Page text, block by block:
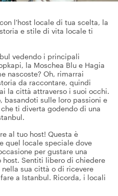
l'host locale di tua scelta, la
e stile di vita locale ti
vedendo i principali
la Moschea Blu e Hagia
nascoste? Oh, rimarrai
da raccontare, quindi
la città attraverso i suoi occhi.
basandoti sulle loro passioni e
ti diverta godendo di una
al tuo host! Questa è
quel locale speciale dove
per gustare una
Sentiti libero di chiedere
sua città o di ricevere
a Istanbul. Ricorda, i locali